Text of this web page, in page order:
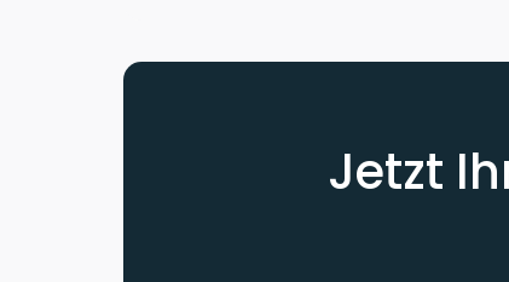
Jetzt